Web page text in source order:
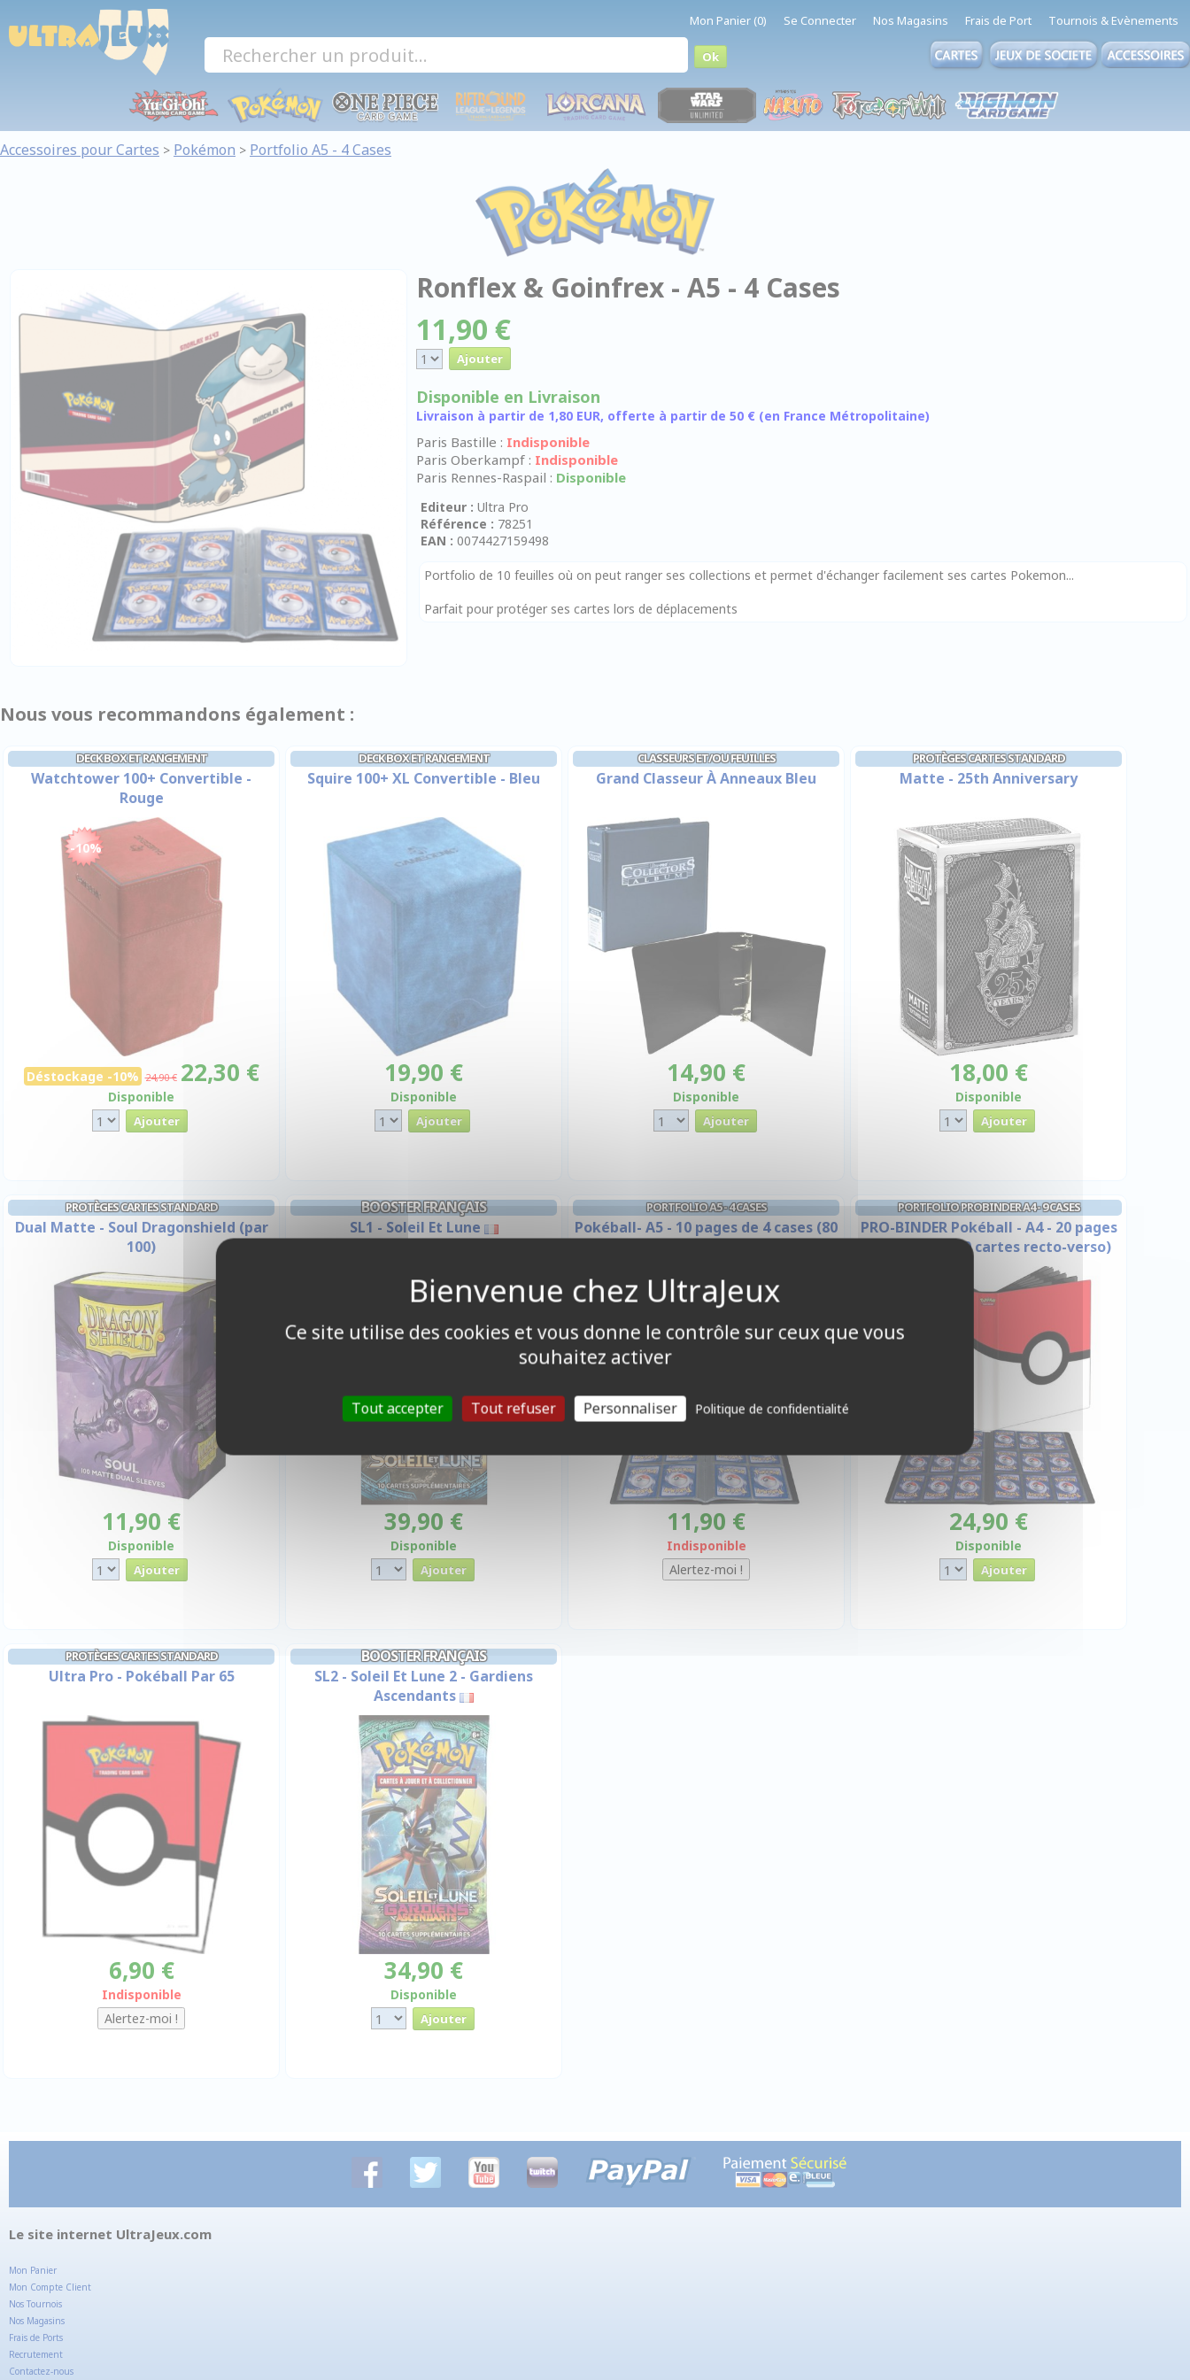
Mon Panier (0) Se Connecter Nos Magasins Frais de Port Tournois & Evènements
Accessoires pour Cartes > Pokémon > Portfolio A5 - 4 Cases
Ronflex & Goinfrex - A5 - 4 Cases
11,90 €
Disponible en Livraison
Livraison à partir de 1,80 EUR, offerte à partir de 50 € (en France Métropolitaine)
Paris Bastille : Indisponible
Paris Oberkampf : Indisponible
Paris Rennes-Raspail : Disponible
Editeur : Ultra Pro
Référence : 78251
EAN : 0074427159498
Portfolio de 10 feuilles où on peut ranger ses collections et permet d'échanger facilement ses cartes Pokemon...
Parfait pour protéger ses cartes lors de déplacements
Nous vous recommandons également :
DECK BOX ET RANGEMENT
Watchtower 100+ Convertible -
Rouge
-10%
Déstockage -10% 24,90 € 22,30 €
Disponible
DECK BOX ET RANGEMENT
Squire 100+ XL Convertible - Bleu
19,90 €
Disponible
CLASSEURS ET/OU FEUILLES
Grand Classeur À Anneaux Bleu
14,90 €
Disponible
PROTÈGES CARTES STANDARD
Matte - 25th Anniversary
18,00 €
Disponible
PROTÈGES CARTES STANDARD
Dual Matte - Soul Dragonshield (par
100)
11,90 €
Disponible
BOOSTER FRANÇAIS
SL1 - Soleil Et Lune
39,90 €
Disponible
PORTFOLIO A5 - 4 CASES
Pokéball- A5 - 10 pages de 4 cases (80
11,90 €
Indisponible
PORTFOLIO PROBINDER A4 - 9 CASES
PRO-BINDER Pokéball - A4 - 20 pages
de 9 cases (180 cartes recto-verso)
24,90 €
Disponible
PROTÈGES CARTES STANDARD
Ultra Pro - Pokéball Par 65
6,90 €
Indisponible
BOOSTER FRANÇAIS
SL2 - Soleil Et Lune 2 - Gardiens
Ascendants
34,90 €
Disponible
Le site internet UltraJeux.com
Mon Panier
Mon Compte Client
Nos Tournois
Nos Magasins
Frais de Ports
Recrutement
Contactez-nous
Panneau de gestion des cookies
Ce site utilise des cookies et vous donne le contrôle sur ceux que vous
souhaitez activer
Tout accepter Tout refuser Personnaliser Politique de confidentialité